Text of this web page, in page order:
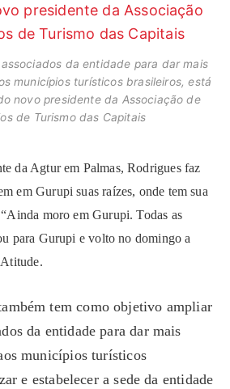
da entidade para dar mais
municípios turísticos brasileiros, está
novo presidente da Associação de
de Turismo das Capitais
da Agtur em Palmas, Rodrigues faz
em Gurupi suas raízes, onde tem sua
moro em Gurupi. Todas as
para Gurupi e volto no domingo a
tem como objetivo ampliar
da entidade para dar mais
municípios turísticos
e estabelecer a sede da entidade